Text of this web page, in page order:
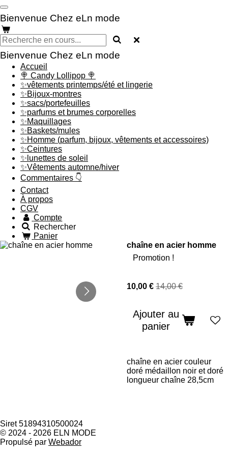
Passer
au
contenu
principal
Bienvenue Chez eLn mode
Bienvenue Chez eLn mode
Accueil
🍭 Candy Lollipop 🍭
✨vêtements printemps/été et lingerie
✨Bijoux-montres
✨sacs/portefeuilles
✨parfums et brumes corporelles
✨Maquillages
✨Baskets/mules
✨Homme (parfum, bijoux, vêtements et accessoires)
✨Ceintures
✨lunettes de soleil
✨Vêtements automne/hiver
Commentaires 👇
Contact
À propos
CGV
Compte
Rechercher
Panier
chaîne en acier homme
Promotion !
10,00 € 14,00 €
Ajouter au
panier
chaîne en acier couleur
doré médaillon noir et doré
longueur chaîne 28,5cm
Siret 51894310500024
© 2024 - 2026 ELN MODE
Propulsé par Webador